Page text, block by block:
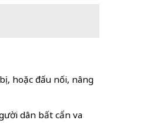
hoặc đấu nối, nâng
dân bất cẩn va